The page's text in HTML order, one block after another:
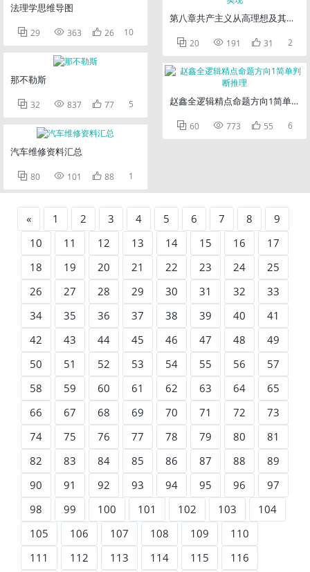
法理学思维导图
 29  363  26 10
那不勒斯
 32  837  77 5
汽车维修资料汇总
 80  101  88 1
第八章共产主义从高理想及其最终
 20  191  31 2
赵鑫全逻辑精点命题方向1简单判
 60  773  55 6
« 1 2 3 4 5 6 7 8
9
10
11 12 13 14 15 16
17
18
19 20 21 22 23 24
25
26
27 28 29 30 31 32
33
34
35 36 37 38 39 40
41
42
43 44 45 46 47 48
49
50
51 52 53 54 55 56
57
58
59 60 61 62 63 64
65
66
67 68 69 70 71 72
73
74
75 76 77 78 79 80
81
82
83 84 85 86 87 88
89
90
91 92 93 94 95 96
97
98
99 100 101 102 103
104
105
106 107 108 109
110
111
112 113 114 115
116